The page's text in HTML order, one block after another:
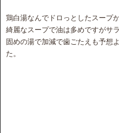
鶏白湯なんでドロっとしたスープ
綺麗なスープで油は多めですがサ
固めの湯で加減で歯ごたえも予想
た。